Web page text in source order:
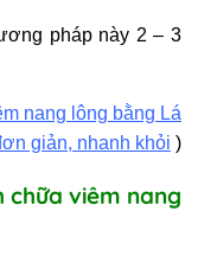
pháp này 2 – 3
nang lông bằng Lá
giản, nhanh khỏi )
chữa viêm nang